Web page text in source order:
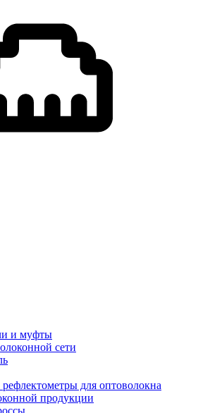
и муфты
сети
для оптоволокна
продукции